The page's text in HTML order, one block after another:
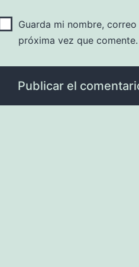
Guarda mi nombre,
próxima vez que comente.